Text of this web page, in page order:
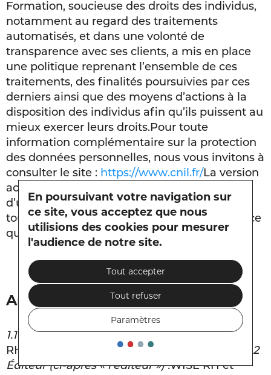
Formation, soucieuse des droits des individus,
notamment au regard des traitements
automatisés, et dans une volonté de
transparence avec ses clients, a mis en place
une politique reprenant l’ensemble de ces
traitements, des finalités poursuivies par ces
derniers ainsi que des moyens d’actions à la
disposition des individus afin qu’ils puissent au
mieux exercer leurs droits.Pour toute
information complémentaire sur la protection
des données personnelles, nous vous invitons à
consulter le site : https://www.cnil.fr/La version
actuellement en ligne de ces conditions
d’utilisation est la seule opposable pendant
toute la durée d’utilisation du site et jusqu’à ce
qu’une nouvelle version la remplace.
Article 1 – Mentions légales
1.1 Site (ci-après « le site ») :
RH Conseil & Formation – www.wise-rh.com
1.2
Éditeur (ci-après « l’éditeur ») :WISE RH et
En poursuivant votre navigation sur
ce site, vous acceptez que nous
utilisions des cookies pour mesurer
l'audience de notre site.
Tout accepter
Tout refuser
Paramètres